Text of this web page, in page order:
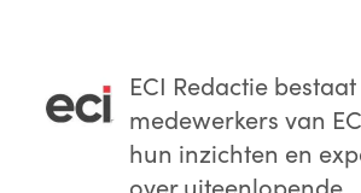
ECI Redactie
medewerkers van
hun inzichten en